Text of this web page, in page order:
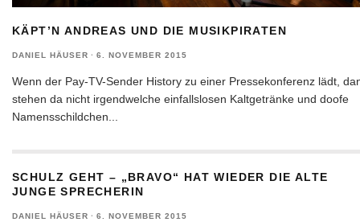
KÄPT’N ANDREAS UND DIE MUSIKPIRATEN
DANIEL HÄUSER · 6. NOVEMBER 2015
Wenn der Pay-TV-Sender History zu einer Pressekonferenz lädt,
stehen da nicht irgendwelche einfallslosen Kaltgetränke und doofe
Namensschildchen
SCHULZ GEHT – „BRAVO“ HAT WIEDER DIE ALTE
JUNGE SPRECHERIN
DANIEL HÄUSER · 6. NOVEMBER 2015